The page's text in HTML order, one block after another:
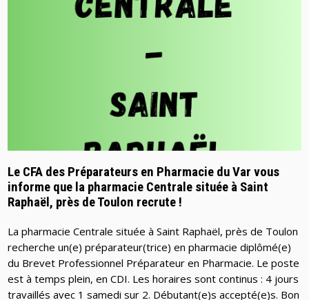
Le CFA des Préparateurs en Pharmacie du Var vous
informe que la pharmacie Centrale située à Saint
Raphaël, près de Toulon recrute !
La pharmacie Centrale située à Saint Raphaël, près de Toulon
recherche un(e) préparateur(trice) en pharmacie diplômé(e)
du Brevet Professionnel Préparateur en Pharmacie. Le poste
est à temps plein, en CDI. Les horaires sont continus : 4 jours
travaillés avec 1 samedi sur 2. Débutant(e)s accepté(e)s. Bon